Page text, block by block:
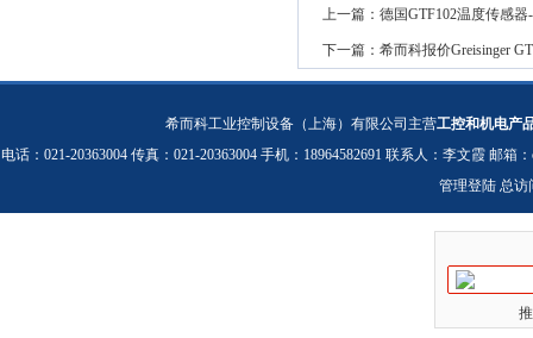
上一篇： 德国GTF102温度传感器
下一篇： 希而科报价Greisinger
希而科工业控制设备（上海）有限公司主营工控和机电产
电话：021-20363004 传真：021-20363004 手机：18964582691 联系人：李文霞 邮箱：
管理登陆 总访